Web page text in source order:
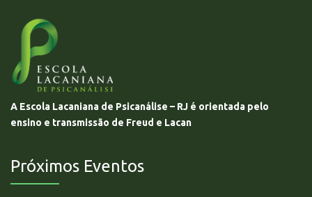
A Escola Lacaniana de Psicanálise – RJ é orientada pelo
ensino e transmissão de Freud e Lacan
Próximos Eventos